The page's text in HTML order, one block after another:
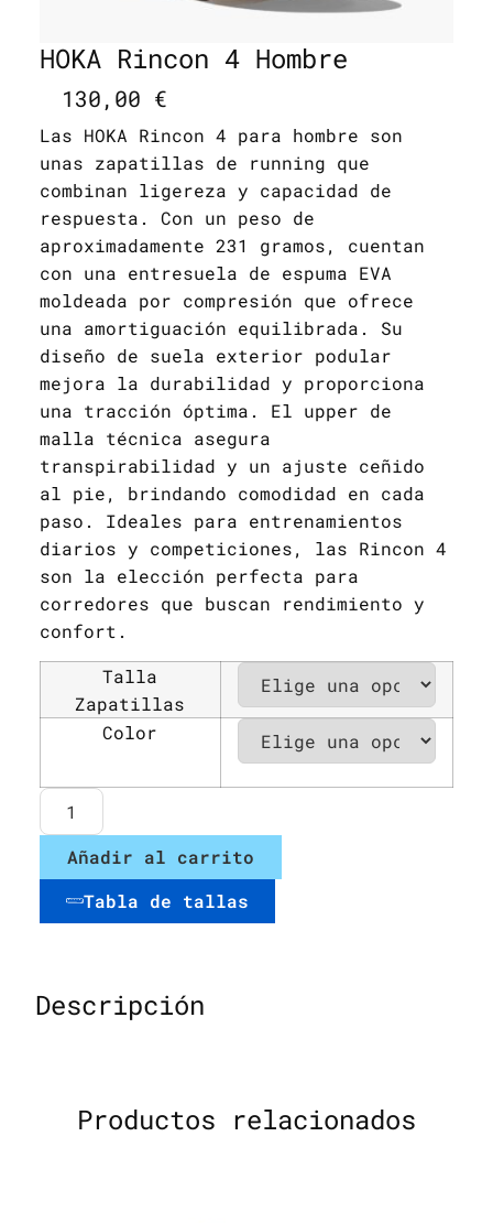
HOKA Rincon 4 Hombre
130,00 €
Las HOKA Rincon 4 para hombre son
unas zapatillas de running que
combinan ligereza y capacidad de
respuesta. Con un peso de
aproximadamente 231 gramos, cuentan
con una entresuela de espuma EVA
moldeada por compresión que ofrece
una amortiguación equilibrada. Su
diseño de suela exterior podular
mejora la durabilidad y proporciona
una tracción óptima. El upper de
malla técnica asegura
transpirabilidad y un ajuste ceñido
al pie, brindando comodidad en cada
paso. Ideales para entrenamientos
diarios y competiciones, las Rincon 4
son la elección perfecta para
corredores que buscan rendimiento y
confort.
Talla
Zapatillas
Color
Añadir al carrito
Tabla de tallas
Descripción
Productos relacionados